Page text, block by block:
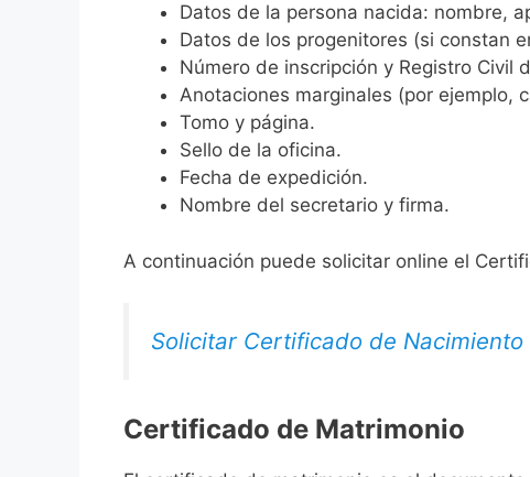
Datos de la persona nacida: nombre,
Datos de los progenitores (si constan
Número de inscripción y Registro Civil
Anotaciones marginales (por ejemplo,
Tomo y página.
Sello de la oficina.
Fecha de expedición.
Nombre del secretario y firma.
A continuación puede solicitar online el
Solicitar Certificado de Nacimiento
Certificado de Matrimonio